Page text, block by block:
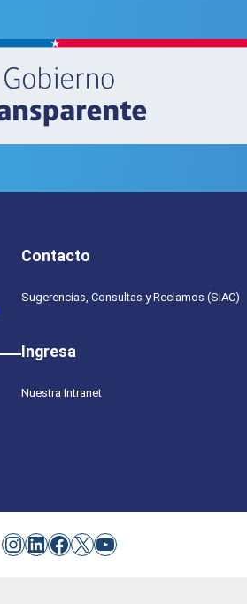
Contacto
Sugerencias, Consultas y Reclamos (SIAC)
Ingresa
Nuestra Intranet
Instagram
LinkedIn
Facebook
X YouTube